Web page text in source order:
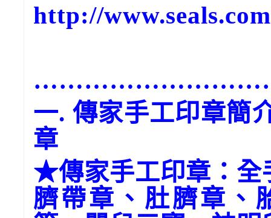
http://
一. 傳家手工印章簡
章
★傳家手工印章：全
臍帶章、肚臍章、